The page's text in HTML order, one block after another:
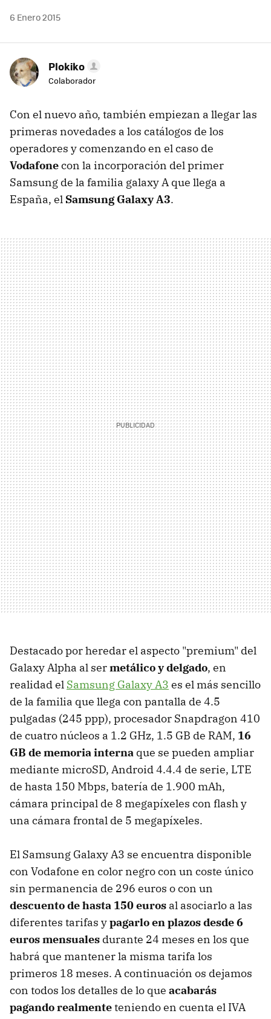
6 Enero 2015
Plokiko
Colaborador
Con el nuevo año, también empiezan a llegar las
primeras novedades a los catálogos de los
operadores y comenzando en el caso de
Vodafonecon la incorporación del primer
Samsung de la familia galaxy A que llega a
España, el Samsung Galaxy A3.
Destacado por heredar el aspecto "premium" del
Galaxy Alpha al sermetálico y delgado, en
realidad el Samsung Galaxy A3 es el más sencillo
de la familia que llega con pantalla de 4.5
pulgadas (245 ppp), procesador Snapdragon 410
de cuatro núcleos a 1.2 GHz, 1.5 GB de RAM, 16
GB de memoria interna que se pueden ampliar
mediante microSD, Android 4.4.4 de serie, LTE
de hasta 150 Mbps, batería de 1.900 mAh,
cámara principal de 8 megapíxeles con flash y
una cámara frontal de 5 megapíxeles.
El Samsung Galaxy A3 se encuentra disponible
con Vodafone en color negro con un coste único
sin permanencia de 296 euros o con un
descuento de hasta 150 euros al asociarlo a las
diferentes tarifas ypagarlo en plazos desde 6
euros mensuales durante 24 meses en los que
habrá que mantener la misma tarifa los
primeros 18 meses. A continuación os dejamos
con todos los detalles de lo que acabarás
pagando realmenteteniendo en cuenta el IVA